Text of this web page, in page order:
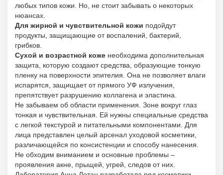
любых типов кожи. Но, не стоит забывать о некоторых
нюансах.
Для жирной и чувствительной кожи подойдут
продукты, защищающие от воспалений, бактерий,
грибков.
Сухой и возрастной коже необходима дополнительная
защита, которую создают средства, образующие тонкую
пленку на поверхности эпителия. Она не позволяет влаги
испарятся, защищает от прямого УФ излучения,
препятствует разрушению коллагена и эластина.
Не забываем об области применения. Зоне вокруг глаз
тонкая и чувствительная. Ей нужны специальные средства
с легкой текстурой и питательными компонентами. Для
лица представлен целый арсенал уходовой косметики,
различающейся по консистенции и способу нанесения.
Не обходим вниманием и основные проблемы –
проявления акне, прыщей, угрей, следов от них.